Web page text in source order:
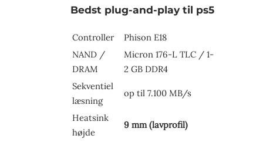
Bedst plug-and-play til ps5
Controller
Phison E18
NAND /
DRAM
Micron 176-L TLC / 1-
2 GB DDR4
Sekventiel
læsning
op til 7.100 MB/s
Heatsink
højde
9 mm (lavprofil)